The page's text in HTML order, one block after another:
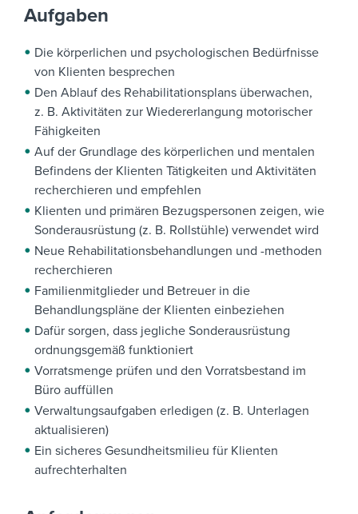
Aufgaben
Die körperlichen und psychologischen Bedürfnisse
von Klienten besprechen
Den Ablauf des Rehabilitationsplans überwachen,
z. B. Aktivitäten zur Wiedererlangung motorischer
Fähigkeiten
Auf der Grundlage des körperlichen und mentalen
Befindens der Klienten Tätigkeiten und Aktivitäten
recherchieren und empfehlen
Klienten und primären Bezugspersonen zeigen, wie
Sonderausrüstung (z. B. Rollstühle) verwendet wird
Neue Rehabilitationsbehandlungen und -methoden
recherchieren
Familienmitglieder und Betreuer in die
Behandlungspläne der Klienten einbeziehen
Dafür sorgen, dass jegliche Sonderausrüstung
ordnungsgemäß funktioniert
Vorratsmenge prüfen und den Vorratsbestand im
Büro auffüllen
Verwaltungsaufgaben erledigen (z. B. Unterlagen
aktualisieren)
Ein sicheres Gesundheitsmilieu für Klienten
aufrechterhalten